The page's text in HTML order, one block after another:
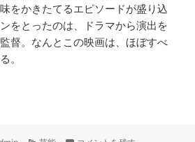
をかきたてるエピソードが盛り込
をとったのは、ドラマから演出を
督。なんとこの映画は、ほぼすべ
。
が活きる、映画『ストロベリー・ナイ